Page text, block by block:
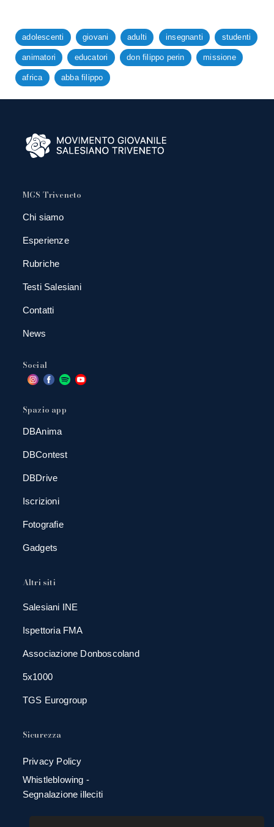
adolescenti giovani adulti insegnanti studenti
animatori educatori don filippo perin missione
africa abba filippo
MGS Triveneto
Chi siamo
Esperienze
Rubriche
Testi Salesiani
Contatti
News
Social
Spazio app
DBAnima
DBContest
DBDrive
Iscrizioni
Fotografie
Gadgets
Altri siti
Salesiani INE
Ispettoria FMA
Associazione Donboscoland
5x1000
TGS Eurogroup
Sicurezza
Privacy Policy
Whistleblowing -
Segnalazione illeciti